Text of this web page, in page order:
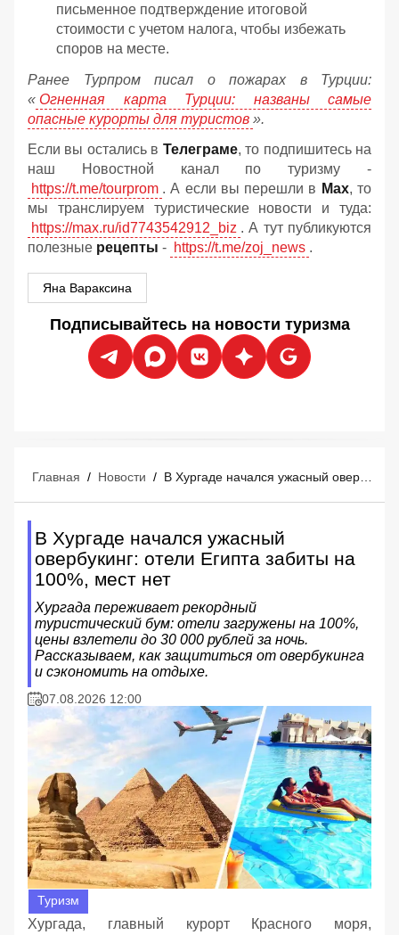
письменное подтверждение итоговой
стоимости с учетом налога, чтобы избежать
споров на месте.
Ранее Турпром писал о пожарах в Турции:
« Огненная карта Турции: названы самые
опасные курорты для туристов ».
Если вы остались в Телеграме, то подпишитесь на
наш Новостной канал по туризму -
https://t.me/tourprom . А если вы перешли в Мах, то
мы транслируем туристические новости и туда:
https://max.ru/id7743542912_biz . А тут публикуются
полезные рецепты - https://t.me/zoj_news .
Яна Вараксина
Подписывайтесь на новости туризма
Главная / Новости /
В Хургаде начался ужасный
овербукинг: отели Египта забиты на
100%, мест нет
Хургада переживает рекордный
туристический бум: отели загружены на 100%,
цены взлетели до 30 000 рублей за ночь.
Рассказываем, как защититься от овербукинга
и сэкономить на отдыхе.
07.08.2026 12:00
Туризм
Хургада, главный курорт Красного моря,